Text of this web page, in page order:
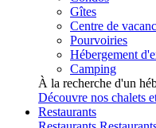
Gîtes
Centre de
Pourvoiries
Hébergement
Camping
À la recherche d'un
Découvre nos chalets
Restaurants